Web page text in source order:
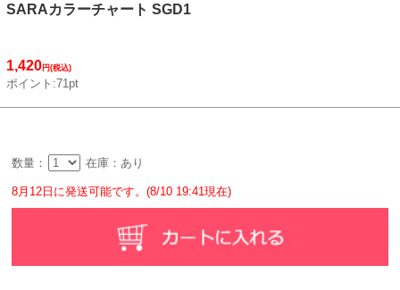
SARAカラーチャート SGD1
1,420円(税込)
ポイント:71pt
数量： 在庫：あり
8月12日に発送可能です。(8/10 19:41現在)